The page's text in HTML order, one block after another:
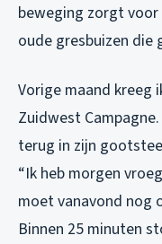
beweging zorgt
oude gresbuizen die
Vorige maand kreeg
Zuidwest
terug in zijn
“Ik heb morgen
moet vanavond nog
Binnen 25 minuten